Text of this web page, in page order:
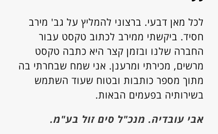
​לכל מאן דבעי. ברצוני להמליץ על גב' מירב
חסיד. ביקשתי ממירב לכתוב טקסט עבור
החברה שלנו ובזמן קצר היא כתבה טקסט
מרשים, מכירתי ומרענן. אני שמח שבחרתי בה
מתוך מספר כותבות ובטוח שעוד השתמש
בשירותיה בפעמים הבאות.
​אבי עובדיה. מנכ"ל סים זול בע"מ.